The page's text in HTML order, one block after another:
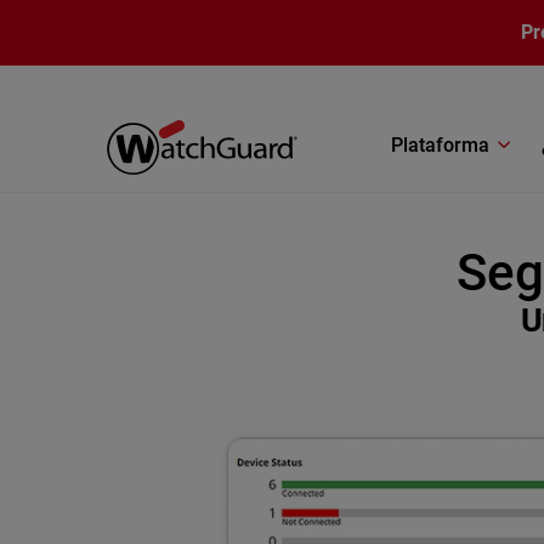
Plataforma